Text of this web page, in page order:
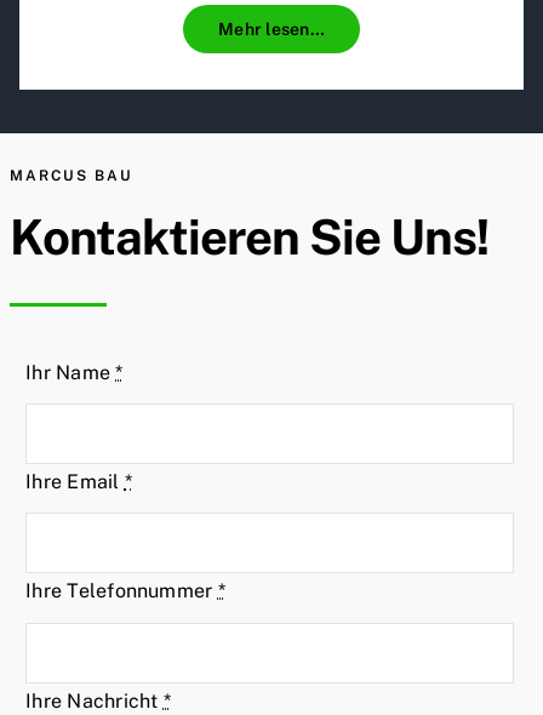
Mehr lesen…
MARCUS BAU
Kontaktieren Sie Uns!
Ihr Name*
Ihre Email *
Ihre Telefonnummer *
Ihre Nachricht *